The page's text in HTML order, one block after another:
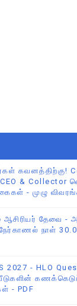
கவனத்திற்கு!
& Collector
- முழு
தேவை -
நாள்
2027 - HLO
- PDF